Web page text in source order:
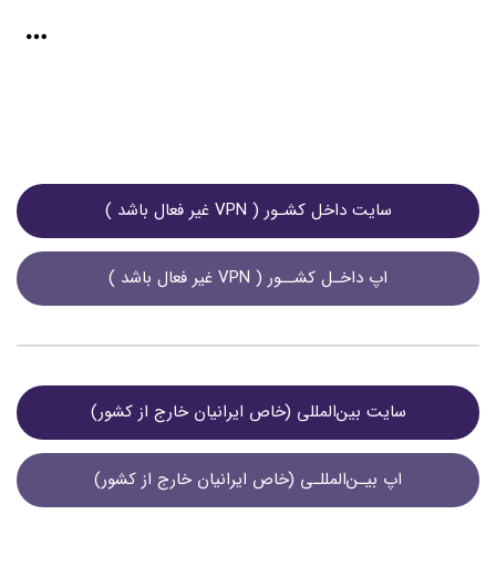
سایت داخل کشـور ( VPN غیر فعال باشد )
اپ داخـل کشــور ( VPN غیر فعال باشد )
سایت بین‌المللی (خاص ایرانیان خارج از کشور)
اپ بیـن‌المللـی (خاص ایرانیان خارج از کشور)